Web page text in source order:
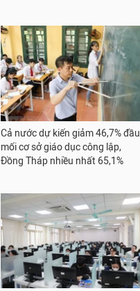
Cả nước dự kiến giảm 46,7% đầu
mối cơ sở giáo dục công lập,
Đồng Tháp nhiều nhất 65,1%